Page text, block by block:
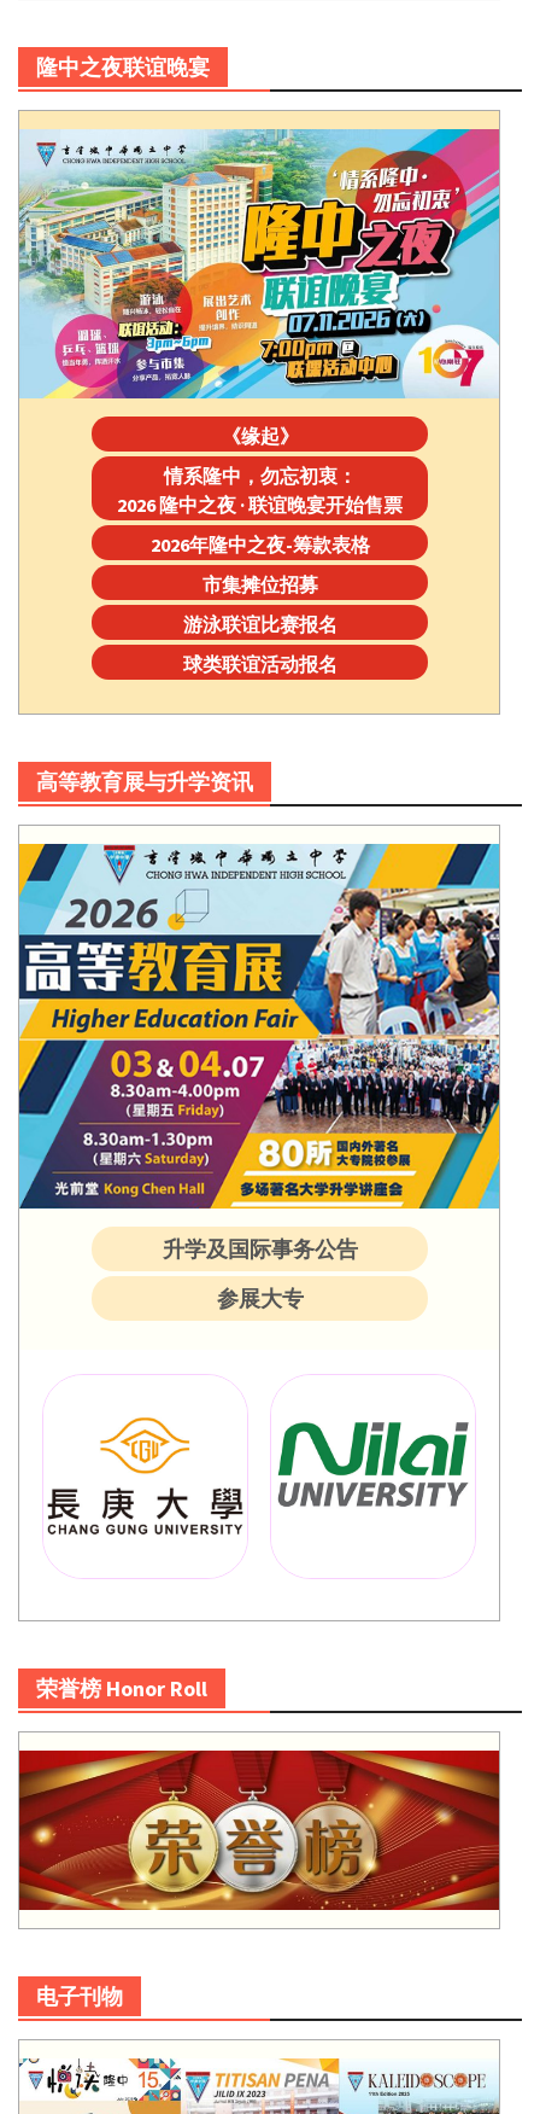
隆中之夜联谊晚宴
《缘起》
情系隆中，勿忘初衷：
2026 隆中之夜 · 联谊晚宴开始售票
2026年隆中之夜-筹款表格
市集摊位招募
游泳联谊比赛报名
球类联谊活动报名
高等教育展与升学资讯
升学及国际事务公告
参展大专
荣誉榜 Honor Roll
电子刊物